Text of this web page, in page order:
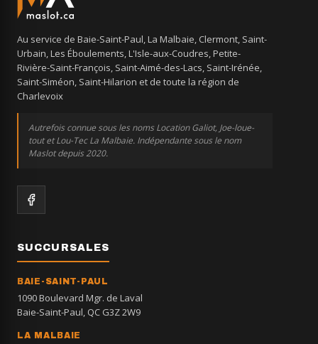
Au service de Baie-Saint-Paul, La Malbaie, Clermont, Saint-
Urbain, Les Éboulements, L'Isle-aux-Coudres, Petite-
Rivière-Saint-François, Saint-Aimé-des-Lacs, Saint-Irénée,
Saint-Siméon, Saint-Hilarion et de toute la région de
Charlevoix
Autrefois connue sous les noms Location Galiot, Joe-loue-
tout et Lou-Tec La Malbaie. Indépendante sous le nom
Maslot depuis 2020.
SUCCURSALES
BAIE-SAINT-PAUL
1090 Boulevard Mgr. de Laval
Baie-Saint-Paul, QC G3Z 2W9
LA MALBAIE